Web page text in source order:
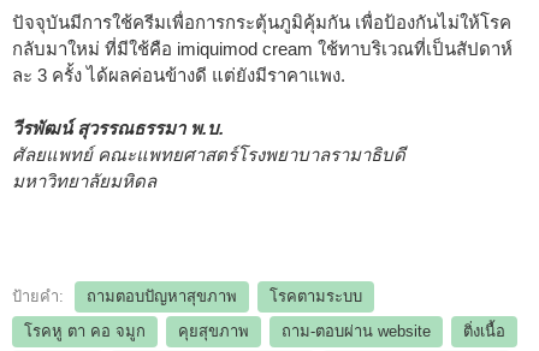
ปัจจุบันมีการใช้ครีมเพื่อการกระตุ้นภูมิคุ้มกัน เพื่อป้องกันไม่ให้โรค
กลับมาใหม่ ที่มีใช้คือ imiquimod cream ใช้ทาบริเวณที่เป็นสัปดาห์
ละ 3 ครั้ง ได้ผลค่อนข้างดี แต่ยังมีราคาแพง.
วีรพัฒน์ สุวรรณธรรมา พ.บ.
ศัลยแพทย์ คณะแพทยศาสตร์โรงพยาบาลรามาธิบดี
มหาวิทยาลัยมหิดล
ป้ายคำ: ถามตอบปัญหาสุขภาพ
โรคตามระบบ
โรคหู ตา คอ จมูก
คุยสุขภาพ ถาม-ตอบผ่าน website
ติ่งเนื้อ